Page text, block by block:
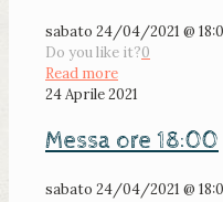
sabato 24/04/2021 @
Do you like it?0
Read more
24 Aprile 2021
Messa ore 18:00
sabato 24/04/2021 @